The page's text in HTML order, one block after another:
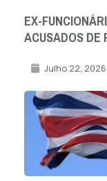
EX-
ACUSADOS
Julho 22, 2026